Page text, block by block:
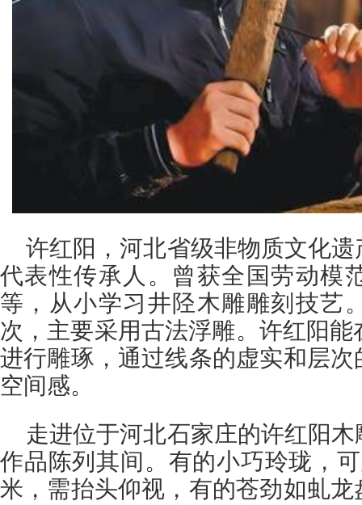
许红阳，河北省级非物质文化
代表性传承人。曾获全国劳动模
等，从小学习井陉木雕雕刻技艺
次，主要采用古法浮雕。许红阳
进行雕琢，通过线条的虚实和层
空间感。
走进位于河北石家庄的许红阳
作品陈列其间。有的小巧玲珑，
米，需抬头仰视，有的苍劲如虬